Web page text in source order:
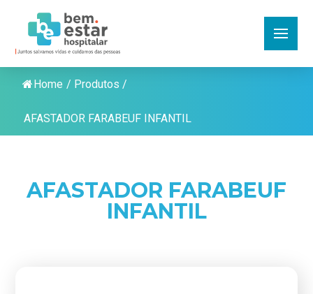
Home / Produtos /
AFASTADOR FARABEUF INFANTIL
AFASTADOR FARABEUF
INFANTIL